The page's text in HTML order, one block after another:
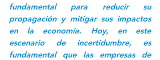
fundamental para reducir su
propagación y mitigar sus impactos
en la economía. Hoy, en este
escenario de incertidumbre, es
fundamental que las empresas de